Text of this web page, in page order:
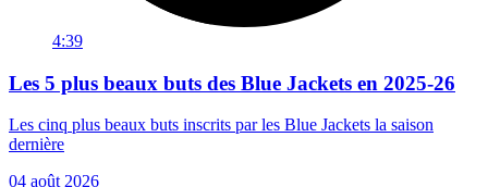
4:39
Les 5 plus beaux buts des Blue Jackets en 2025-26
Les cinq plus beaux buts inscrits par les Blue Jackets la saison
dernière
04 août 2026